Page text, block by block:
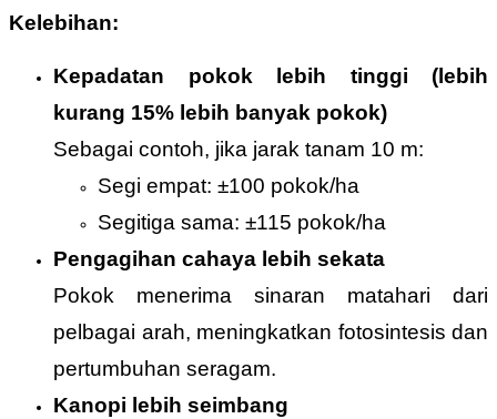
Kelebihan:
Kepadatan pokok lebih tinggi (lebih
kurang 15% lebih banyak pokok)
Sebagai contoh, jika jarak tanam 10 m:
Segi empat: ±100 pokok/ha
Segitiga sama: ±115 pokok/ha
Pengagihan cahaya lebih sekata
Pokok menerima sinaran matahari dari
pelbagai arah, meningkatkan fotosintesis dan
pertumbuhan seragam.
Kanopi lebih seimbang